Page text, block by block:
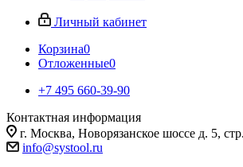
Личный кабинет
Корзина0
Отложенные0
+7 495 660-39-90
Контактная информация
г. Москва, Новорязанское шоссе д. 5,
info@systool.ru